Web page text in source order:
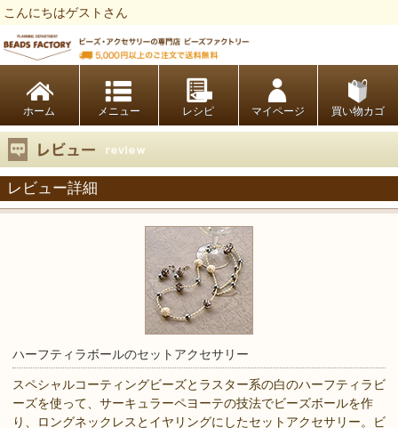
こんにちはゲストさん
ホーム レシピ マイページ 買い物カゴ
レビュー詳細
ハーフティラボールのセットアクセサリー
スペシャルコーティングビーズとラスター系の白のハーフティラビ
ーズを使って、サーキュラーペヨーテの技法でビーズボールを作
り、ロングネックレスとイヤリングにしたセットアクセサリー。ビ